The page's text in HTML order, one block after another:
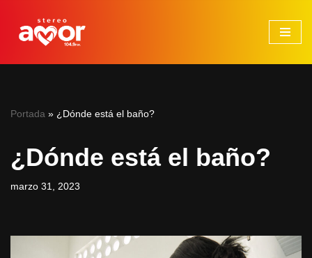
Saltar
Portada » ¿Dónde está el baño?
¿Dónde está el baño?
marzo 31, 2023